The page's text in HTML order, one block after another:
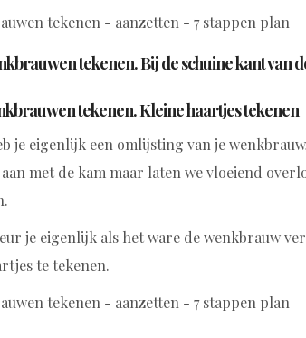
tekenen. Bij de schuine kant van
tekenen. Kleine haartjes tekenen
je eigenlijk een omlijsting van je
met de kam maar laten we vloeiend
je eigenlijk als het ware de wenkbrauw
te tekenen.